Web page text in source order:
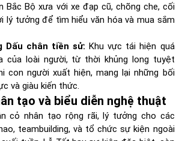
Bắc Bộ xưa với xe đạp cũ, chõng che, cối
lý tưởng để tìm hiểu văn hóa và mua sắm
Dấu chân tiền sử: Khu vực tái hiện quá
của loài người, từ thời khủng long tuyệt
con người xuất hiện, mang lại những bối
và giàu kiến thức.
tạo và biểu diễn nghệ thuật
cỏ nhân tạo rộng rãi, lý tưởng cho các
teambuilding, và tổ chức sự kiện ngoài